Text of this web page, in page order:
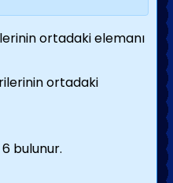
ortadaki elemanı
ortadaki
bulunur.